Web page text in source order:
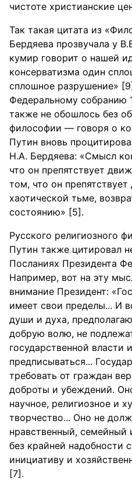
чистоте христианские
Так такая цитата из
Бердяева прозвучала у
кумир говорит о нашей
консерватизма один
сплошное разрушение»
Федеральному собранию
также не обошлось без
философии — говоря о
Путин вновь
Н.А. Бердяева: «Смысл
что он препятствует
том, что он
хаотической тьме,
состоянию» [5].
Русского религиозного
Путин также цитировал
Посланиях Президента
Например, вот на эту
внимание Президент:
имеет свои пределы... И
души и духа,
добрую волю, не
государственной власти
предписываться...
требовать от граждан
доброты и убеждений.
научное, религиозное и
творчество... Оно не
нравственный, семейный
без крайней надобности
инициативу и
[7].